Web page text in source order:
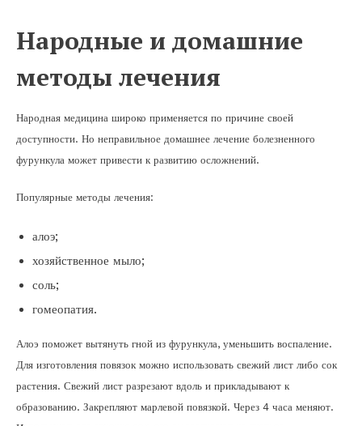
Народные и домашние
методы лечения
Народная медицина широко применяется по причине своей
доступности. Но неправильное домашнее лечение болезненного
фурункула может привести к развитию осложнений.
Популярные методы лечения:
алоэ;
хозяйственное мыло;
соль;
гомеопатия.
Алоэ поможет вытянуть гной из фурункула, уменьшить воспаление.
Для изготовления повязок можно использовать свежий лист либо сок
растения. Свежий лист разрезают вдоль и прикладывают к
образованию. Закрепляют марлевой повязкой. Через 4 часа меняют.